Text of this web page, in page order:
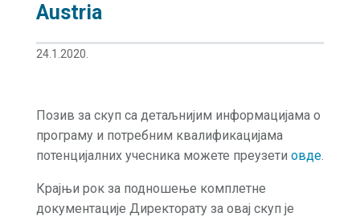
Austria
24.1.2020.
Позив за скуп са детаљнијим информацијама о
програму и потребним квалификацијама
потенцијалних учесника можете преузети овде.
Крајњи рок за подношење комплетне
документације Директорату за овај скуп је